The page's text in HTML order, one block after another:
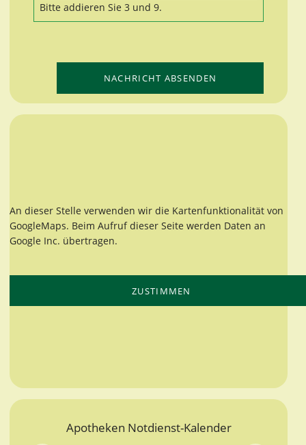
Bitte addieren Sie 3 und 9.
NACHRICHT ABSENDEN
An dieser Stelle verwenden wir die Kartenfunktionalität von
GoogleMaps. Beim Aufruf dieser Seite werden Daten an
Google Inc. übertragen.
ZUSTIMMEN
Apotheken Notdienst-Kalender